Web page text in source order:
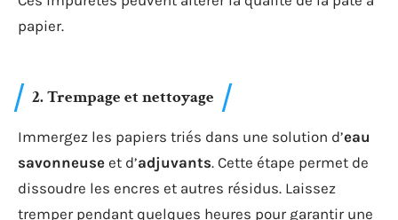
papier.
2. Trempage et nettoyage
Immergez les papiers triés dans une solution d’eau
savonneuse et d’adjuvants. Cette étape permet de
dissoudre les encres et autres résidus. Laissez
tremper pendant quelques heures pour garantir une